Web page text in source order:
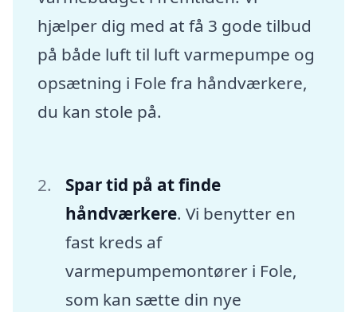
hjælper dig med at få 3 gode tilbud
på både luft til luft varmepumpe og
opsætning i Fole fra håndværkere,
du kan stole på.
Spar tid på at finde
håndværkere. Vi benytter en
fast kreds af
varmepumpemontører i Fole,
som kan sætte din nye